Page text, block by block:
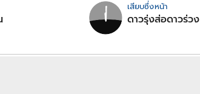
เสียบซึ่งหน้า
ดาวรุ่งส่อดาวร่วง